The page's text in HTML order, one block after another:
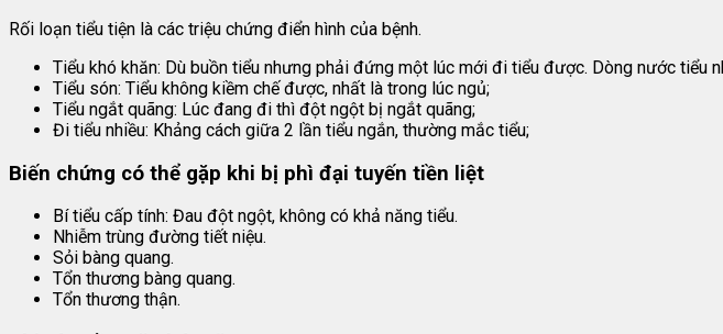
Rối loạn tiểu tiện là các triệu chứng điển hình của bệnh.
Tiểu khó khăn: Dù buồn tiểu nhưng phải đứng một lúc mới đi tiểu được. Dòng nước tiểu
Tiểu són: Tiểu không kiềm chế được, nhất là trong lúc ngủ;
Tiểu ngắt quãng: Lúc đang đi thì đột ngột bị ngắt quãng;
Đi tiểu nhiều: Khảng cách giữa 2 lần tiểu ngắn, thường mắc tiểu;
Biến chứng có thể gặp khi bị phì đại tuyến tiền liệt
Bí tiểu cấp tính: Đau đột ngột, không có khả năng tiểu.
Nhiễm trùng đường tiết niệu.
Sỏi bàng quang.
Tổn thương bàng quang.
Tổn thương thận.